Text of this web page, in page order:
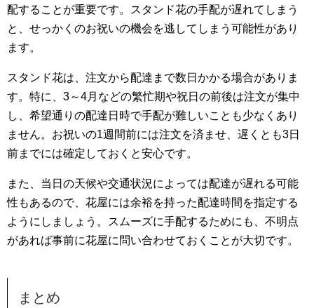
配することが重要です。スタンド花の手配が遅れてしまう
と、せっかくのお祝いの機会を逃してしまう可能性があり
ます。
スタンド花は、注文から配達まで数日かかる場合がありま
す。特に、3～4月などの繁忙期や祝日の前後は注文が集中
し、希望通りの配達日時で手配が難しいことも少なくあり
ません。お祝いの1週間前には注文を済ませ、遅くとも3日
前までには確定しておくと安心です。
また、当日の天候や交通状況によっては配達が遅れる可能
性もあるので、花屋には余裕を持った配達時間を指定する
ようにしましょう。スムーズに手配するためにも、不明点
があれば事前に花屋に問い合わせておくことが大切です。
まとめ